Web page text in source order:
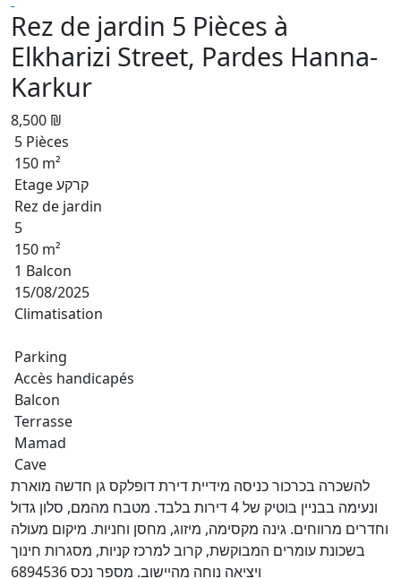
Rez de jardin 5 Pièces à
Elkharizi Street, Pardes Hanna-
Karkur
8,500 ₪
5 Pièces
150 m²
Etage קרקע
Rez de jardin
5
150 m²
1 Balcon
15/08/2025
Climatisation
Parking
Accès handicapés
Balcon
Terrasse
Mamad
Cave
להשכרה בכרכור כניסה מידיית דירת דופלקס גן חדשה מוארת
ונעימה בבניין בוטיק של 4 דירות בלבד. מטבח מהמם, סלון גדול
וחדרים מרווחים. גינה מקסימה, מיזוג, מחסן וחניות. מיקום מעולה
בשכונת עומרים המבוקשת, קרוב למרכז קניות, מסגרות חינוך
ויציאה נוחה מהיישוב. מספר נכס 6894536